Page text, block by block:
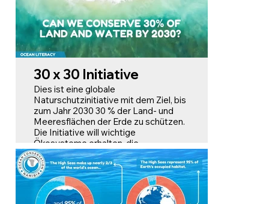
30 x 30 Initiative
Dies ist eine globale
Naturschutzinitiative mit dem Ziel, bis
zum Jahr 2030 30 % der Land- und
Meeresflächen der Erde zu schützen.
Die Initiative will wichtige
Ökosysteme erhalten, die
Artenvielfalt sichern und den
Klimawandel bekämpfen, indem
Schutzgebiete ausgewiesen werden,
in denen menschliche Aktivitäten
eingeschränkt sind.